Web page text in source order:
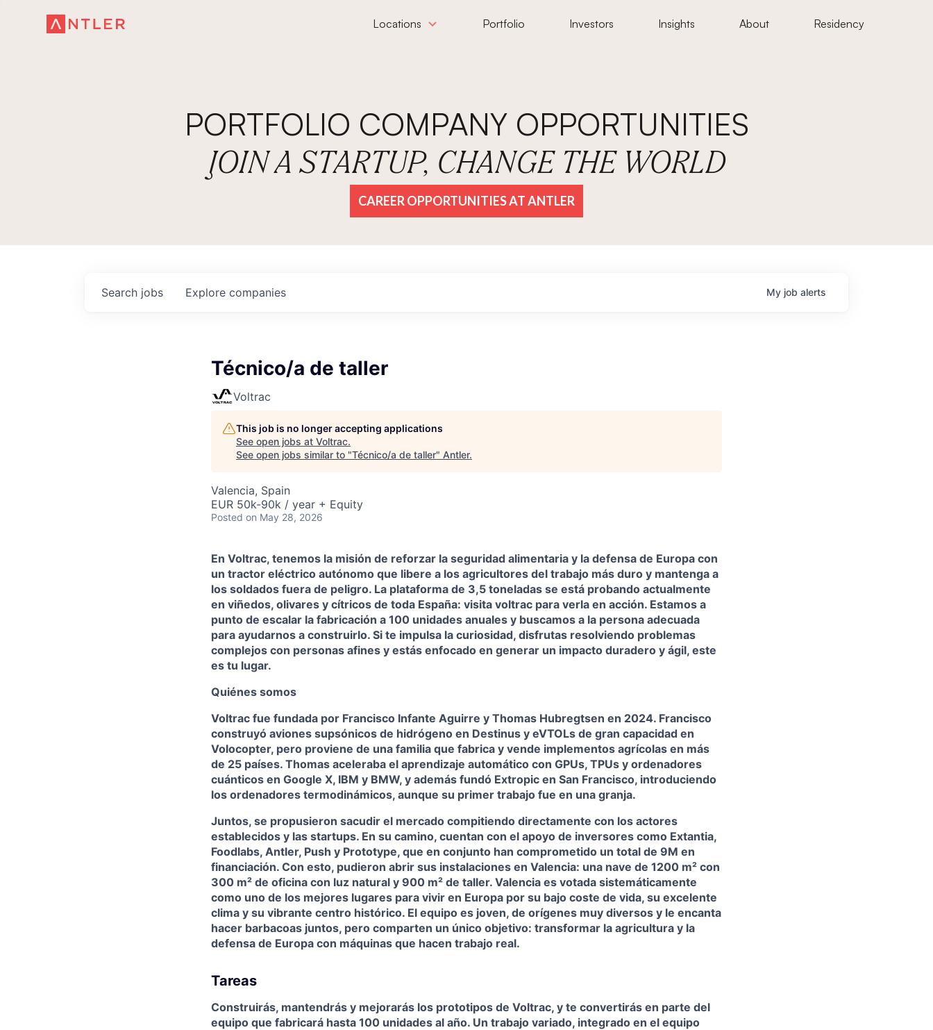
Locations Portfolio Investors Insights About Residency
PORTFOLIO COMPANY OPPORTUNITIES
JOIN A STARTUP, CHANGE THE WORLD
CAREER OPPORTUNITIES AT ANTLER
Search jobs Explore companies My job alerts
Técnico/a de taller
Voltrac
This job is no longer accepting applications
See open jobs at Voltrac.
See open jobs similar to "Técnico/a de taller" Antler.
Valencia, Spain
EUR 50k-90k / year + Equity
Posted on May 28, 2026
En Voltrac, tenemos la misión de reforzar la seguridad alimentaria y la defensa de Europa con
un tractor eléctrico autónomo que libere a los agricultores del trabajo más duro y mantenga a
los soldados fuera de peligro. La plataforma de 3,5 toneladas se está probando actualmente
en viñedos, olivares y cítricos de toda España: visita voltrac para verla en acción. Estamos a
punto de escalar la fabricación a 100 unidades anuales y buscamos a la persona adecuada
para ayudarnos a construirlo. Si te impulsa la curiosidad, disfrutas resolviendo problemas
complejos con personas afines y estás enfocado en generar un impacto duradero y ágil, este
es tu lugar.
Quiénes somos
Voltrac fue fundada por Francisco Infante Aguirre y Thomas Hubregtsen en 2024. Francisco
construyó aviones supsónicos de hidrógeno en Destinus y eVTOLs de gran capacidad en
Volocopter, pero proviene de una familia que fabrica y vende implementos agrícolas en más
de 25 países. Thomas aceleraba el aprendizaje automático con GPUs, TPUs y ordenadores
cuánticos en Google X, IBM y BMW, y además fundó Extropic en San Francisco, introduciendo
los ordenadores termodinámicos, aunque su primer trabajo fue en una granja.
Juntos, se propusieron sacudir el mercado compitiendo directamente con los actores
establecidos y las startups. En su camino, cuentan con el apoyo de inversores como Extantia,
Foodlabs, Antler, Push y Prototype, que en conjunto han comprometido un total de 9M en
financiación. Con esto, pudieron abrir sus instalaciones en Valencia: una nave de 1200 m² con
300 m² de oficina con luz natural y 900 m² de taller. Valencia es votada sistemáticamente
como uno de los mejores lugares para vivir en Europa por su bajo coste de vida, su excelente
clima y su vibrante centro histórico. El equipo es joven, de orígenes muy diversos y le encanta
hacer barbacoas juntos, pero comparten un único objetivo: transformar la agricultura y la
defensa de Europa con máquinas que hacen trabajo real.
Tareas
Construirás, mantendrás y mejorarás los prototipos de Voltrac, y te convertirás en parte del
equipo que fabricará hasta 100 unidades al año. Un trabajo variado, integrado en el equipo